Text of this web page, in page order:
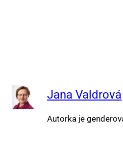
Jana Valdrová
Autorka je